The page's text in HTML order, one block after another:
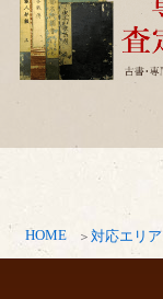
HOME 対応エリア